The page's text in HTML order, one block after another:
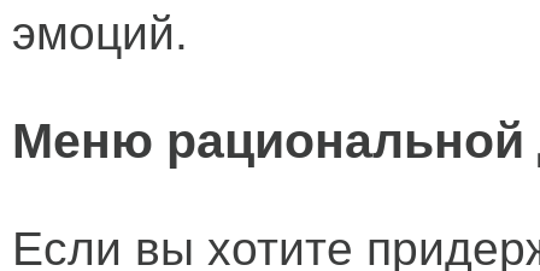
эмоций.
Меню рациональной
Если вы хотите